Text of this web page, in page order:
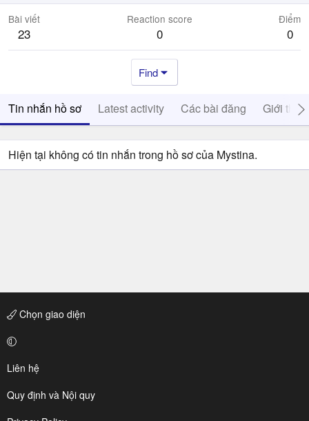
Bài viết
23
Reaction score
0
Điểm
0
Find
Tin nhắn hồ sơ Latest activity Các bài đăng Giới thiệu
Hiện tại không có tin nhắn trong hồ sơ của Mystina.
Chọn giao diện
Liên hệ
Quy định và Nội quy